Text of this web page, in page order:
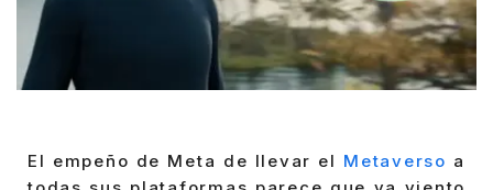
El empeño de Meta de llevar el Metaverso a